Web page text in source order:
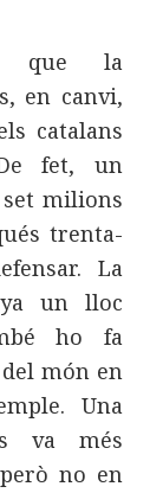
que la
en canvi,
catalans
fet, un
milions
trenta-
La
un lloc
ho fa
del món en
Una
va més
no en